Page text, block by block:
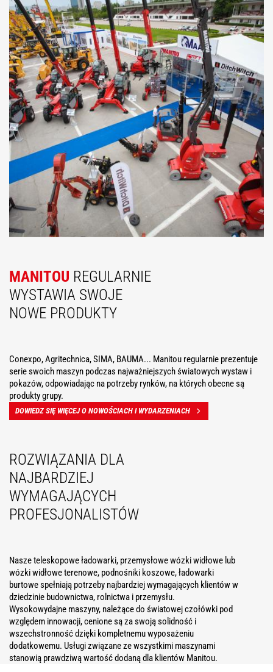
MANITOU REGULARNIE
WYSTAWIA SWOJE
NOWE PRODUKTY
Conexpo, Agritechnica, SIMA, BAUMA... Manitou regularnie prezentuje
serie swoich maszyn podczas najważniejszych światowych wystaw i
pokazów, odpowiadając na potrzeby rynków, na których obecne są
produkty grupy.
DOWIEDZ SIĘ WIĘCEJ O NOWOŚCIACH I WYDARZENIACH
ROZWIĄZANIA DLA
NAJBARDZIEJ
WYMAGAJĄCYCH
PROFESJONALISTÓW
Nasze teleskopowe ładowarki, przemysłowe wózki widłowe lub
wózki widłowe terenowe, podnośniki koszowe, ładowarki
burtowe spełniają potrzeby najbardziej wymagających klientów w
dziedzinie budownictwa, rolnictwa i przemysłu.
Wysokowydajne maszyny, należące do światowej czołówki pod
względem innowacji, cenione są za swoją solidność i
wszechstronność dzięki kompletnemu wyposażeniu
dodatkowemu. Usługi związane ze wszystkimi maszynami
stanowią prawdziwą wartość dodaną dla klientów Manitou.